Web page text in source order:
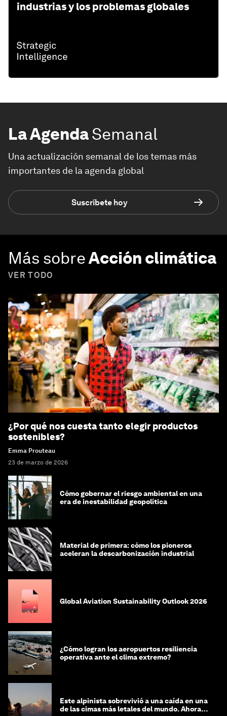
industrias y los problemas globales
La AgendaSemanal
Una actualización semanal de los temas más
importantes de la agenda global
Suscríbete hoy
Más sobreAcción climática
VER TODO
¿Por qué nos cuesta tanto elegir productos
sostenibles?
Emma Prouteau
23 de marzo de 2026
Cómo gobernar el riesgo ambiental en una
era de inestabilidad geopolítica
Material de primera: cómo los pioneros
aceleran la descarbonización industrial
Global Aviation Sustainability Outlook 2026
¿Cómo logran los aeropuertos resiliencia
operativa ante el clima extremo?
Este alpinista sobrevivió a una caída en una
de las cimas más letales del mundo. Ahora